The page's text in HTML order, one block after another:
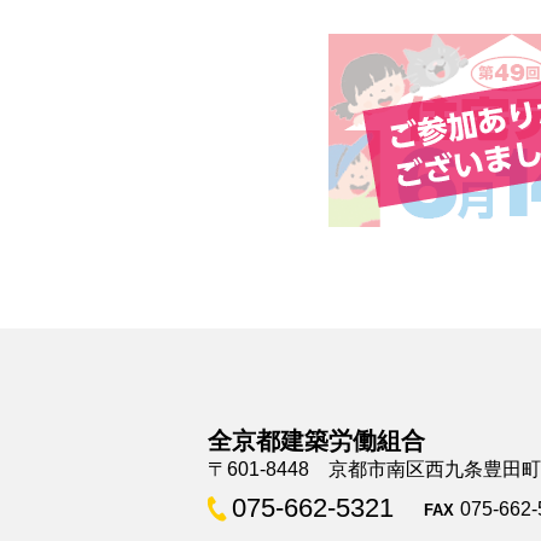
全京都建築労働組合
〒601-8448 京都市南区西九条豊田
075-662-5321 FAX 075-